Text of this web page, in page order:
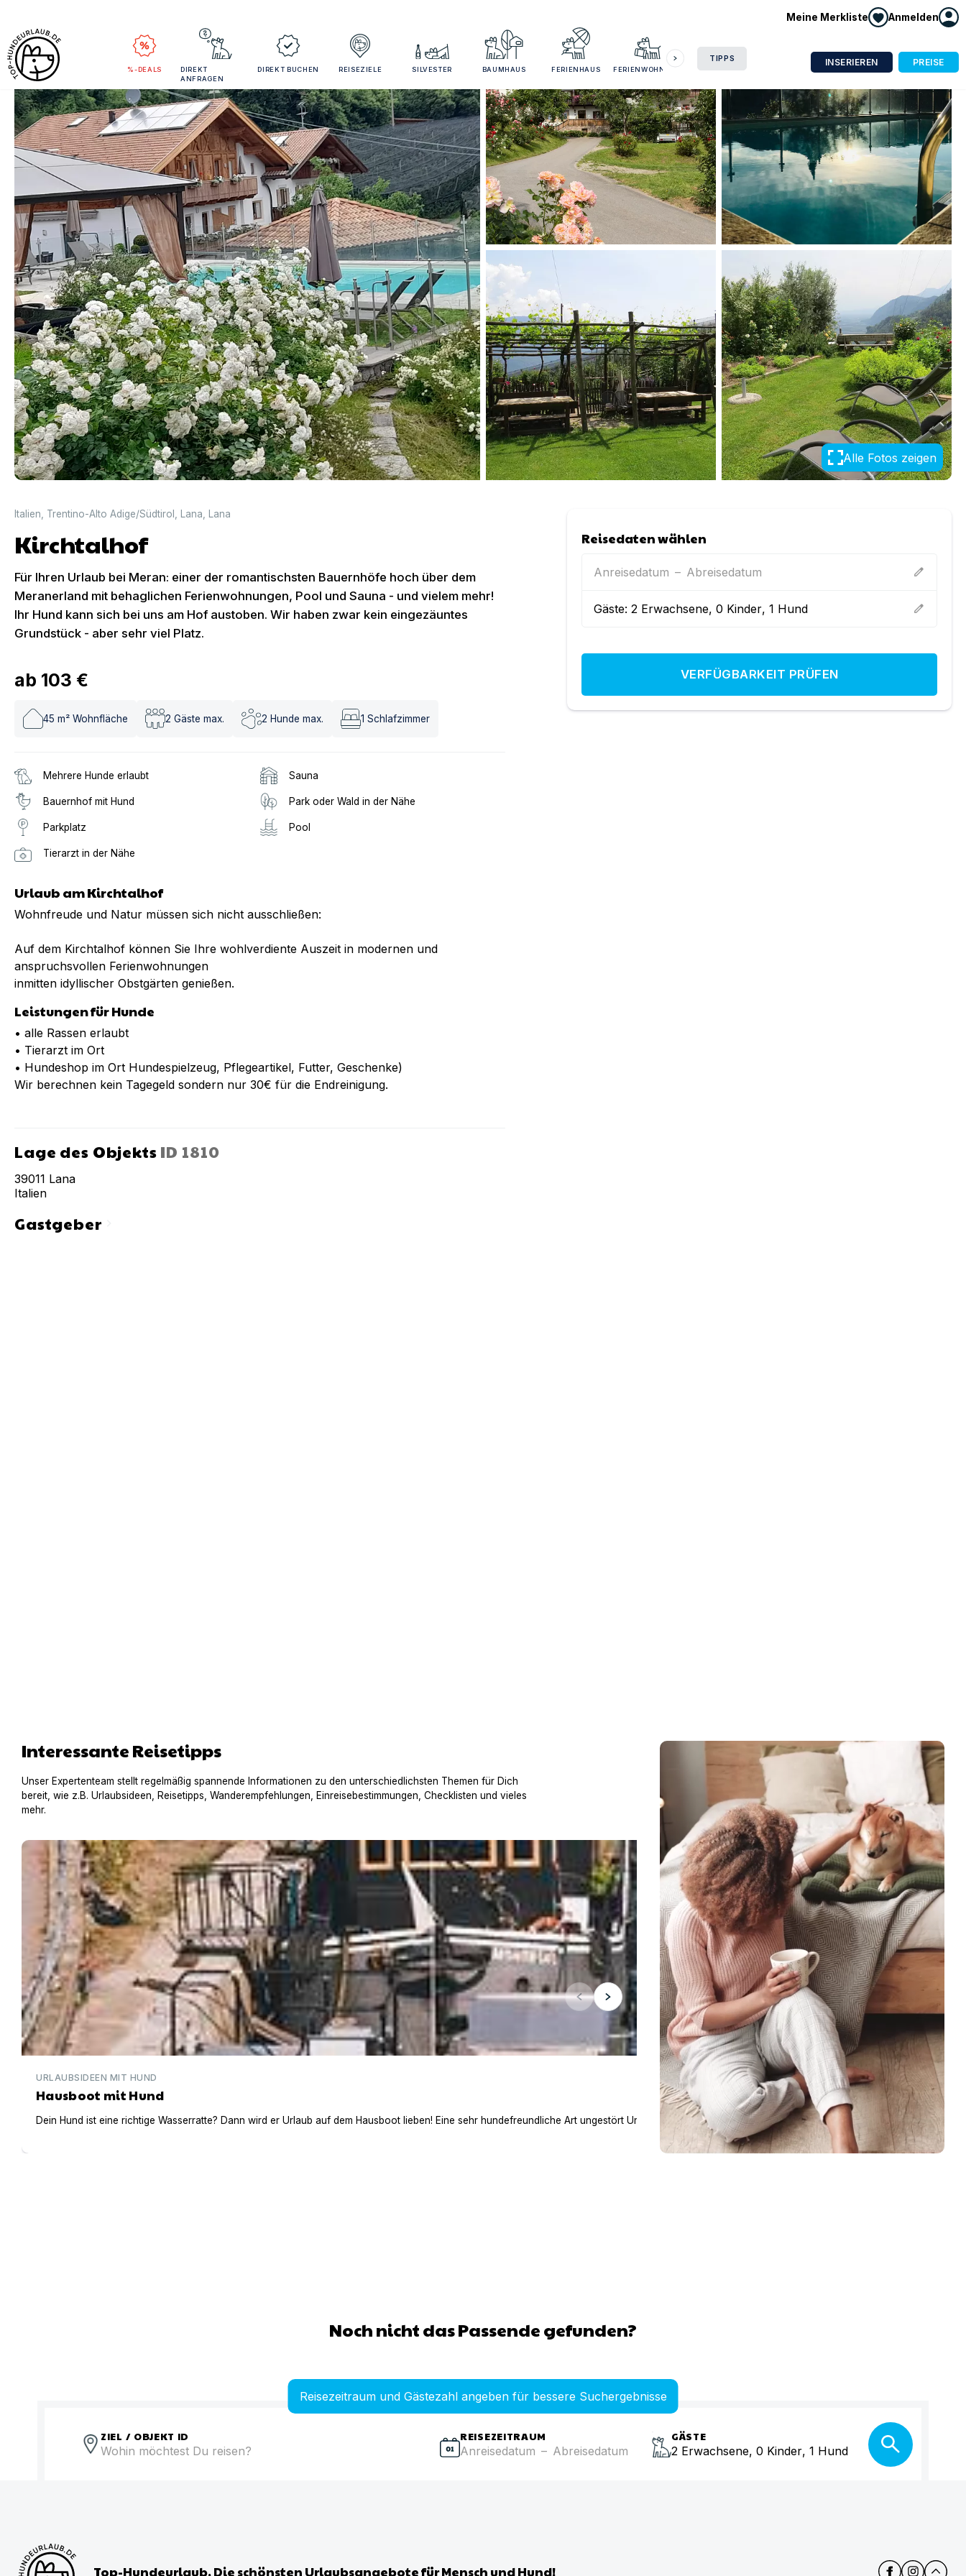
Meine Merkliste Anmelden
%-DEALS
DIREKT
ANFRAGEN
DIREKT BUCHEN REISEZIELE SILVESTER BAUMHAUS FERIENHAUS FERIENWOHNUNG
TIPPS INSERIEREN PREISE
Alle Fotos zeigen
Italien Trentino-Alto Adige/Südtirol Lana Lana
Kirchtalhof
Für Ihren Urlaub bei Meran: einer der romantischsten Bauernhöfe hoch über dem
Meranerland mit behaglichen Ferienwohnungen, Pool und Sauna - und vielem mehr!
Ihr Hund kann sich bei uns am Hof austoben. Wir haben zwar kein eingezäuntes
Grundstück - aber sehr viel Platz.
ab 103 €
45 m² Wohnfläche 2 Gäste max. 2 Hunde max. 1 Schlafzimmer
Mehrere Hunde erlaubt Sauna
Bauernhof mit Hund Park oder Wald in der Nähe
Parkplatz Pool
Tierarzt in der Nähe
Urlaub am Kirchtalhof
Wohnfreude und Natur müssen sich nicht ausschließen:
Auf dem Kirchtalhof können Sie Ihre wohlverdiente Auszeit in modernen und
anspruchsvollen Ferienwohnungen
inmitten idyllischer Obstgärten genießen.
Leistungen für Hunde
• alle Rassen erlaubt
• Tierarzt im Ort
• Hundeshop im Ort Hundespielzeug, Pflegeartikel, Futter, Geschenke)
Wir berechnen kein Tagegeld sondern nur 30€ für die Endreinigung.
Lage des Objekts ID 1810
39011 Lana
Italien
Gastgeberchevron_right
Reisedaten wählen
Anreisedatum – Abreisedatum edit
Gäste:2 Erwachsene,0 Kinder,1 Hund edit
VERFÜGBARKEIT PRÜFEN
Interessante Reisetipps
Unser Expertenteam stellt regelmäßig spannende Informationen zu den unterschiedlichsten Themen für Dich
bereit, wie z.B. Urlaubsideen, Reisetipps, Wanderempfehlungen, Einreisebestimmungen, Checklisten und vieles
mehr.
Hausboot mit Hund
URLAUBSIDEEN MIT HUND
Hausboot mit Hund
Dein Hund ist eine richtige Wasserratte? Dann wird er Urlaub auf dem Hausboot lieben! Eine sehr hundefreundliche Art ungestört Urlaub zu machen. Spaß und Abenteuer für die ganze Familie, ganz
Noch nicht das Passende gefunden?
Reisezeitraum und Gästezahl angeben für bessere Suchergebnisse
ZIEL / OBJEKT ID REISEZEITRAUM
Anreisedatum – Abreisedatum
GÄSTE
2 Erwachsene, 0 Kinder, 1 Hund
Top-Hundeurlaub. Die schönsten Urlaubsangebote für Mensch und Hund!